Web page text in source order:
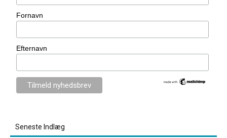
Fornavn
Efternavn
Seneste Indlæg